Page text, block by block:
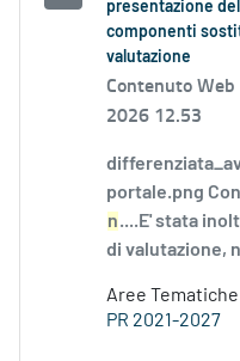
presentazione
componenti
valutazione
Contenuto
2026 12.53
portale.png
n....E' stata
di valutazione,
Aree
PR 2021-2027